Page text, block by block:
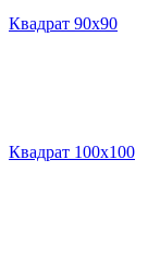
Квадрат 90х90
Квадрат 100х100